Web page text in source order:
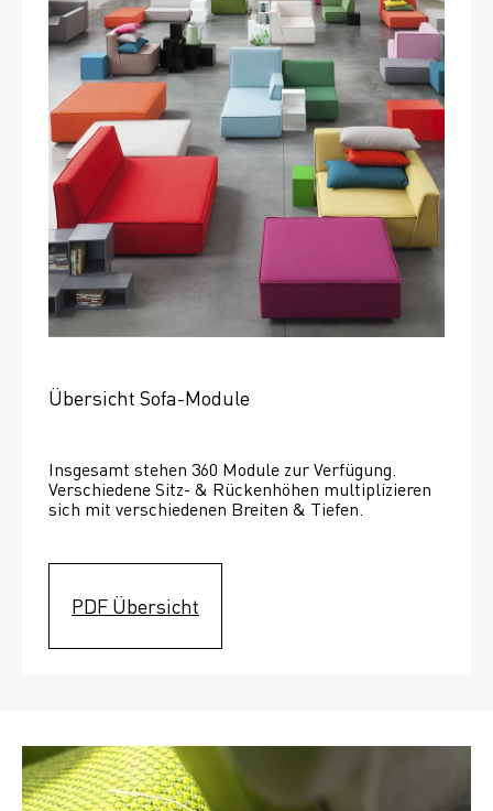
Übersicht Sofa-Module
Insgesamt stehen 360 Module zur Verfügung.
Verschiedene Sitz- & Rückenhöhen multiplizieren
sich mit verschiedenen Breiten & Tiefen.
PDF Übersicht